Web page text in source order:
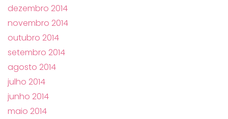
dezembro 2014
novembro 2014
outubro 2014
setembro 2014
agosto 2014
julho 2014
junho 2014
maio 2014